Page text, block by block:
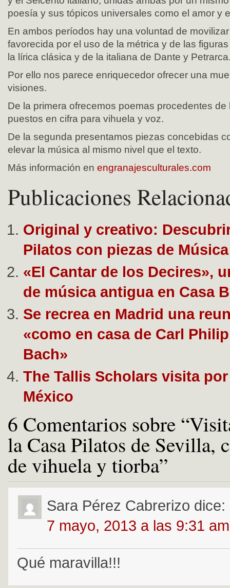
poesía y sus tópicos universales como el amor y
En ambos períodos hay una voluntad de
favorecida por el uso de la métrica y de las
la lírica clásica y de la italiana de Dante y
Por ello nos parece enriquecedor ofrecer una
visiones.
De la primera ofrecemos poemas procedentes
puestos en cifra para vihuela y voz.
De la segunda presentamos piezas concebidas
elevar la música al mismo nivel que el texto.
Más información en engranajesculturales.com
Publicaciones
Original y creativo:
Pilatos con piezas de
«El Cantar de los Decires»,
de música antigua en Casa
Se recrea en Madrid una
«como en casa de Carl
Bach»
The Tallis Scholars visita
México
6 Comentarios sobre
la Casa Pilatos de Sevilla,
de vihuela y tiorba”
Sara Pérez Cabrerizo dice:
7 mayo, 2013 a las 9:31 am
Qué maravilla!!!